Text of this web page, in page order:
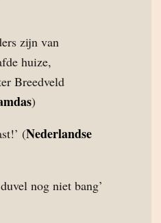
zijn van
huize,
Breedveld
)
(Nederlandse
nog niet bang’